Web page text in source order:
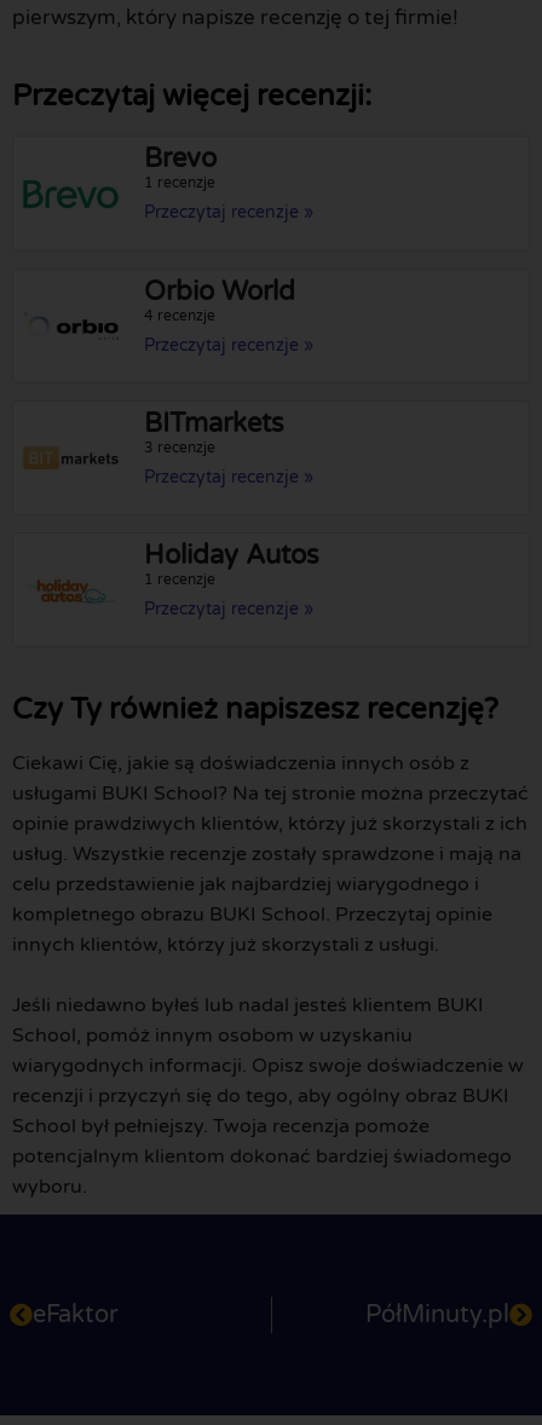
pierwszym, który napisze recenzję o tej firmie!
Przeczytaj więcej recenzji:
Brevo
1 recenzje
Przeczytaj recenzje »
Orbio World
4 recenzje
Przeczytaj recenzje »
BITmarkets
3 recenzje
Przeczytaj recenzje »
Holiday Autos
1 recenzje
Przeczytaj recenzje »
Czy Ty również napiszesz recenzję?
Ciekawi Cię, jakie są doświadczenia innych osób z
usługami BUKI School? Na tej stronie można przeczytać
opinie prawdziwych klientów, którzy już skorzystali z ich
usług. Wszystkie recenzje zostały sprawdzone i mają na
celu przedstawienie jak najbardziej wiarygodnego i
kompletnego obrazu BUKI School. Przeczytaj opinie
innych klientów, którzy już skorzystali z usługi.
Jeśli niedawno byłeś lub nadal jesteś klientem BUKI
School, pomóż innym osobom w uzyskaniu
wiarygodnych informacji. Opisz swoje doświadczenie w
recenzji i przyczyń się do tego, aby ogólny obraz BUKI
School był pełniejszy. Twoja recenzja pomoże
potencjalnym klientom dokonać bardziej świadomego
wyboru.
eFaktor PółMinuty.pl